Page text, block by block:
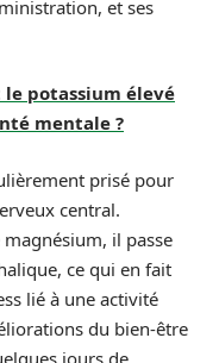
et ses
le potassium élevé
mentale ?
prisé pour
central.
il passe
ce qui en fait
lié à une activité
du bien-être
jours de